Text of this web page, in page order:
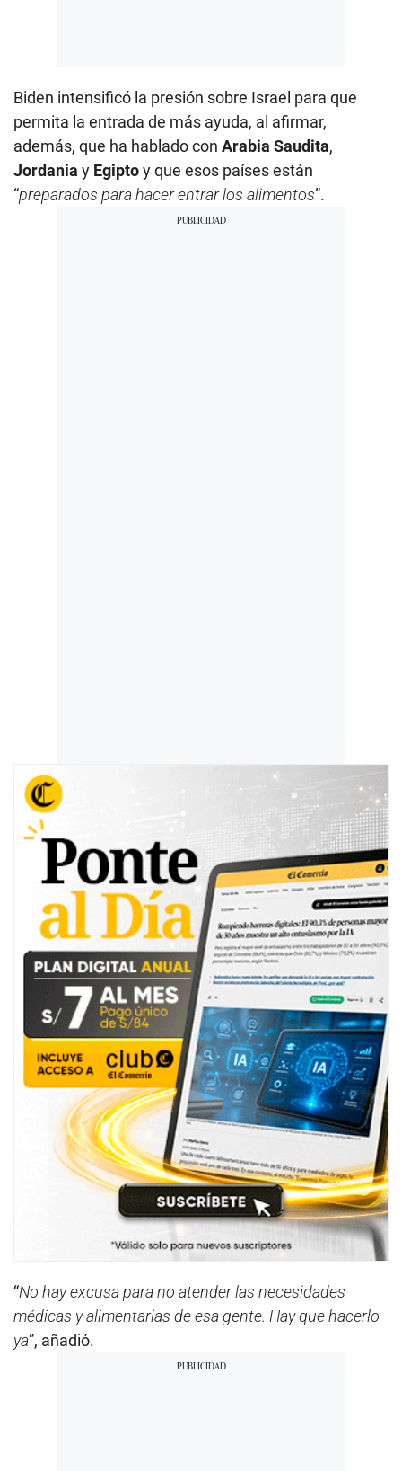
Biden intensificó la presión sobre Israel para que
permita la entrada de más ayuda, al afirmar,
además, que ha hablado con Arabia Saudita,
Jordania y Egiptoy que esos países están
“preparados para hacer entrar los alimentos”.
“No hay excusa para no atender las necesidades
médicas y alimentarias de esa gente. Hay que hacerlo
ya”, añadió.